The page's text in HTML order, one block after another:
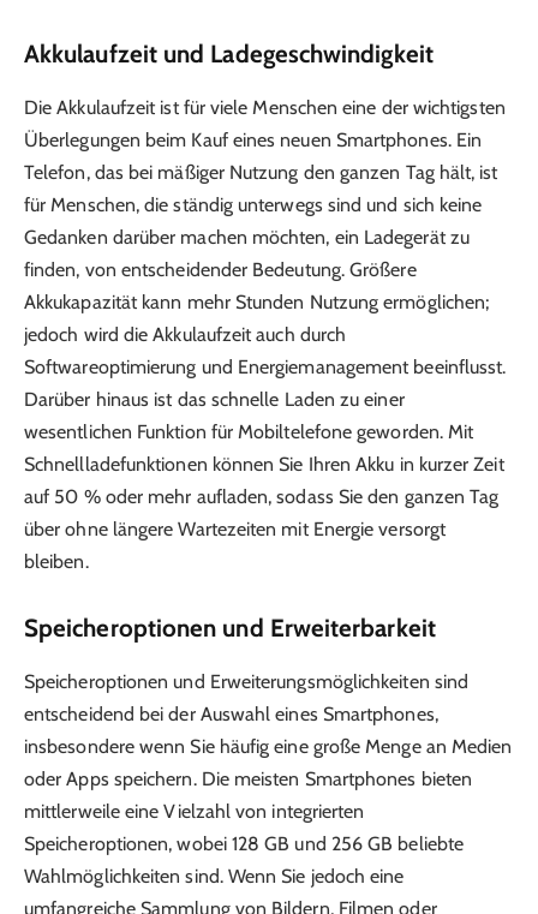
Akkulaufzeit und Ladegeschwindigkeit
Die Akkulaufzeit ist für viele Menschen eine der wichtigsten
Überlegungen beim Kauf eines neuen Smartphones. Ein
Telefon, das bei mäßiger Nutzung den ganzen Tag hält, ist
für Menschen, die ständig unterwegs sind und sich keine
Gedanken darüber machen möchten, ein Ladegerät zu
finden, von entscheidender Bedeutung. Größere
Akkukapazität kann mehr Stunden Nutzung ermöglichen;
jedoch wird die Akkulaufzeit auch durch
Softwareoptimierung und Energiemanagement beeinflusst.
Darüber hinaus ist das schnelle Laden zu einer
wesentlichen Funktion für Mobiltelefone geworden. Mit
Schnellladefunktionen können Sie Ihren Akku in kurzer Zeit
auf 50 % oder mehr aufladen, sodass Sie den ganzen Tag
über ohne längere Wartezeiten mit Energie versorgt
bleiben.
Speicheroptionen und Erweiterbarkeit
Speicheroptionen und Erweiterungsmöglichkeiten sind
entscheidend bei der Auswahl eines Smartphones,
insbesondere wenn Sie häufig eine große Menge an Medien
oder Apps speichern. Die meisten Smartphones bieten
mittlerweile eine Vielzahl von integrierten
Speicheroptionen, wobei 128 GB und 256 GB beliebte
Wahlmöglichkeiten sind. Wenn Sie jedoch eine
umfangreiche Sammlung von Bildern, Filmen oder